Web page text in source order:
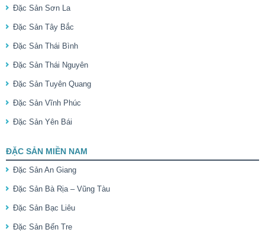
Đặc Sản Sơn La
Đặc Sản Tây Bắc
Đặc Sản Thái Bình
Đặc Sản Thái Nguyên
Đặc Sản Tuyên Quang
Đặc Sản Vĩnh Phúc
Đặc Sản Yên Bái
ĐẶC SẢN MIỀN NAM
Đặc Sản An Giang
Đặc Sản Bà Rịa – Vũng Tàu
Đặc Sản Bạc Liêu
Đặc Sản Bến Tre